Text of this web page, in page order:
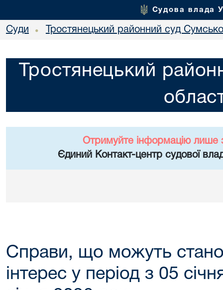
Судова влада
Суди • Тростянецький районний суд
Тростянецький
Отримуйте інформацію лише
Єдиний Контакт-центр судової
Справи, що можуть
інтерес у період з 05